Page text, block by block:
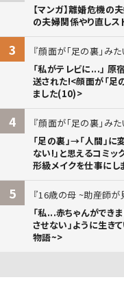
【マンガ】離婚危機の
の夫婦関係やり直しス
3
顔面が「足の裏」み
「私がテレビに...」
送された!<顔面が「足
ました(10)>
4
顔面が「足の裏」み
「足の裏」→「人間」
ない!」と思えるコミ
形級メイクを仕事にし
5
16歳の母 ~助産師が
「私...赤ちゃんができま
させない」ように生き
物語~>